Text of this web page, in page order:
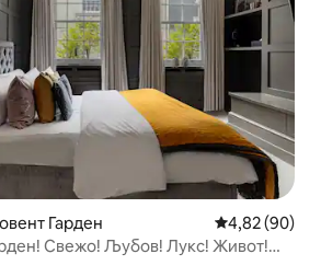
Гарден Просечна
4,82 (90)
Свежо! Љубов! Лукс! Живот!